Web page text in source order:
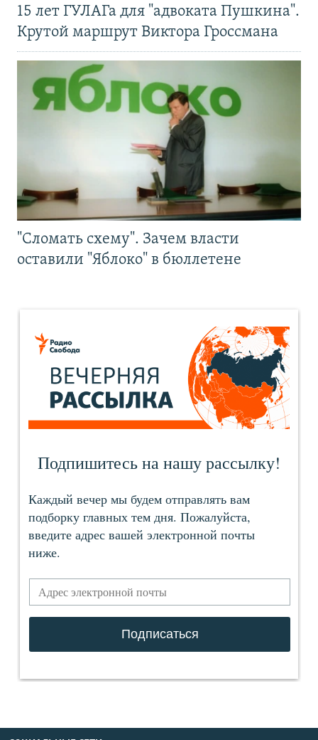
15 лет ГУЛАГа для "адвоката Пушкина".
Крутой маршрут Виктора Гроссмана
"Сломать схему". Зачем власти
оставили "Яблоко" в бюллетене